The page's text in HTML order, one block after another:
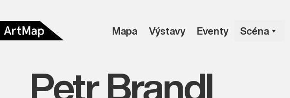
Mapa Výstavy Eventy Scéna